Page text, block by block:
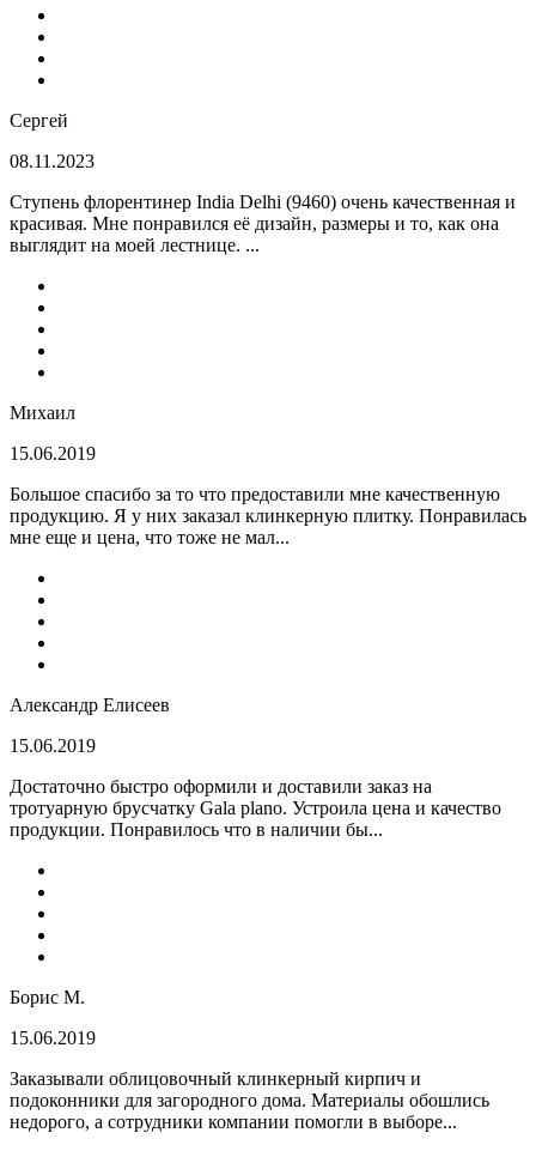
Сергей
08.11.2023
Ступень флорентинер India Delhi (9460) очень качественная и
красивая. Мне понравился её дизайн, размеры и то, как она
выглядит на моей лестнице. ...
Михаил
15.06.2019
Большое спасибо за то что предоставили мне качественную
продукцию. Я у них заказал клинкерную плитку. Понравилась
мне еще и цена, что тоже не мал...
Александр Елисеев
15.06.2019
Достаточно быстро оформили и доставили заказ на
тротуарную брусчатку Gala plano. Устроила цена и качество
продукции. Понравилось что в наличии бы...
Борис М.
15.06.2019
Заказывали облицовочный клинкерный кирпич и
подоконники для загородного дома. Материалы обошлись
недорого, а сотрудники компании помогли в выборе...